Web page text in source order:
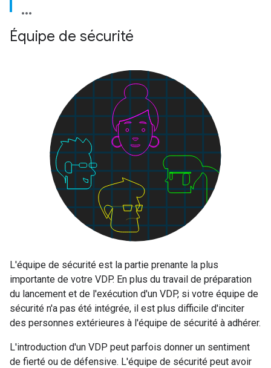
Équipe de sécurité
L'équipe de sécurité est la partie prenante la plus
importante de votre VDP. En plus du travail de préparation
du lancement et de l'exécution d'un VDP, si votre équipe de
sécurité n'a pas été intégrée, il est plus difficile d'inciter
des personnes extérieures à l'équipe de sécurité à adhérer.
L'introduction d'un VDP peut parfois donner un sentiment
de fierté ou de défensive. L'équipe de sécurité peut avoir